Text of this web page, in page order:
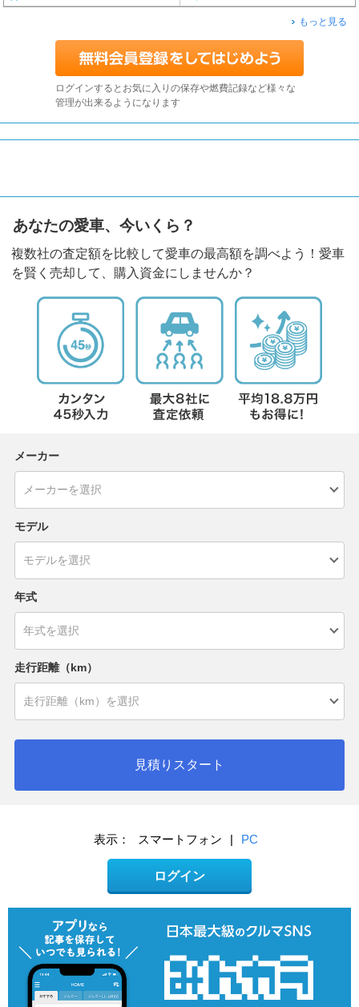
もっと見る
ログインするとお気に入りの保存や燃費記録など様々な
管理が出来るようになります
あなたの愛車、今いくら？
複数社の査定額を比較して愛車の最高額を調べよう！愛車
を賢く売却して、購入資金にしませんか？
メーカー
モデル
年式
走行距離（km）
見積りスタート
表示： スマートフォン | PC
ログイン